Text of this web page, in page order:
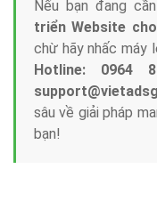
Nếu bạn đang
triển Website
chừ hãy nhấc máy
Hotline: 0964
sâu về giải pháp
bạn!